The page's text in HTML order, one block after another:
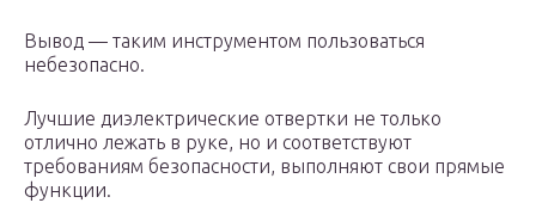
Вывод — таким инструментом пользоваться
небезопасно.
Лучшие диэлектрические отвертки не только
отлично лежать в руке, но и соответствуют
требованиям безопасности, выполняют свои прямые
функции.